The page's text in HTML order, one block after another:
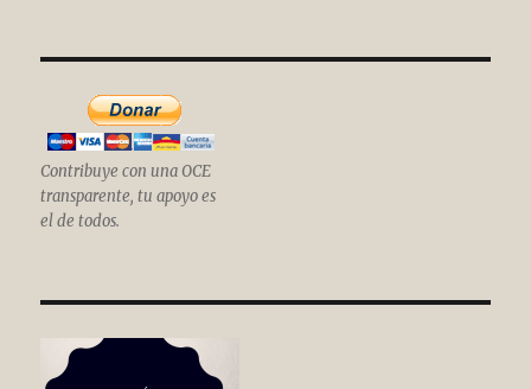
Contribuye con una OCE
transparente, tu apoyo es
el de todos.